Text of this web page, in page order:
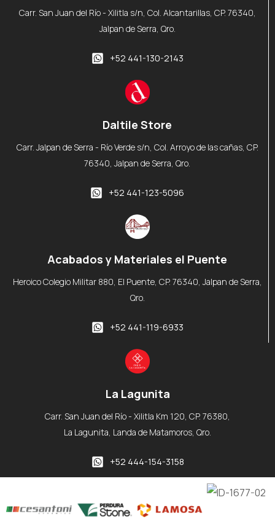
Carr. San Juan del Río - Xilitla s/n, Col. Alcantarillas, CP. 76340,
Jalpan de Serra, Qro.
+52 441-130-2143
Daltile Store
Carr. Jalpan de Serra - Río Verde s/n, Col. Arroyo de las cañas, CP.
76340, Jalpan de Serra, Qro.
+52 441-123-5096
Acabados y Materiales el Puente
Heroico Colegio Militar 880, El Puente, CP. 76340, Jalpan de Serra,
Qro.
+52 441-119-6933
La Lagunita
Carr. San Juan del Río - Xilitla Km 120, CP. 76380,
La Lagunita, Landa de Matamoros, Qro.
+52 444-154-3158